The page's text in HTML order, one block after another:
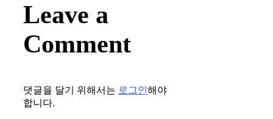
Leave a
Comment
댓글을 달기 위해서는 로그인해야
합니다.